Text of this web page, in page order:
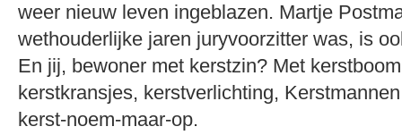
weer nieuw leven ingeblazen. Martje
wethouderlijke jaren juryvoorzitter was, is
En jij, bewoner met kerstzin? Met
kerstkransjes, kerstverlichting,
kerst-noem-maar-op.